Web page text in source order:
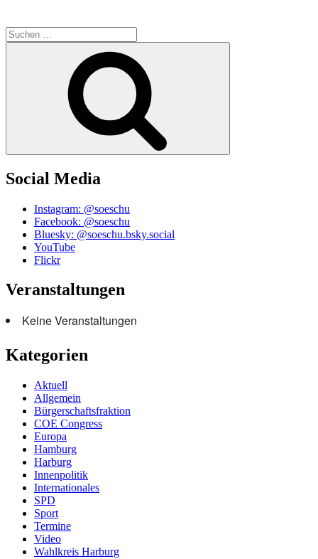
Suchen
nach:
Social Media
Instagram: @soeschu
Facebook: @soeschu
Bluesky: @soeschu.bsky.social
YouTube
Flickr
Veranstaltungen
Keine Veranstaltungen
Kategorien
Aktuell
Allgemein
Bürgerschaftsfraktion
COE Congress
Europa
Hamburg
Harburg
Innenpolitik
Internationales
SPD
Sport
Termine
Video
Wahlkreis Harburg